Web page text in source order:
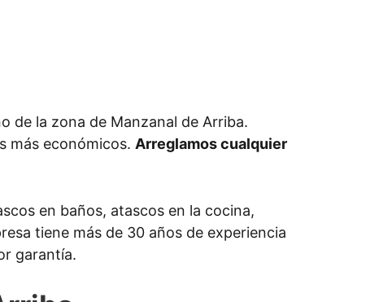
de la zona de Manzanal de Arriba.
más económicos. Arreglamos cualquier
en baños, atascos en la cocina,
tiene más de 30 años de experiencia
garantía.